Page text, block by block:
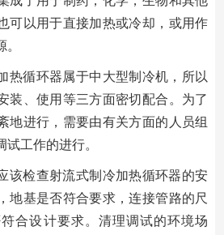
可以用于直接加热或冷却，或用作
热循环器属于中大型制冷机，所以
装、使用等三方面密切配合。为了
地进行，需要由有关方面的人员组
工作的进行。
该检查射流式制冷加热循环器的安
地基是否符合要求，连接管路的尺
合设计要求。清理调试的环境场